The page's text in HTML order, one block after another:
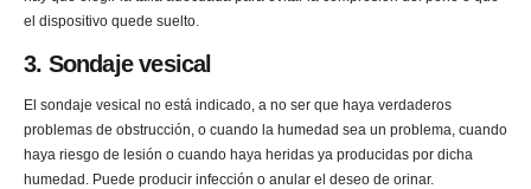
el dispositivo quede suelto.
3. Sondaje vesical
El sondaje vesical no está indicado, a no ser que haya verdaderos
problemas de obstrucción, o cuando la humedad sea un problema, cuando
haya riesgo de lesión o cuando haya heridas ya producidas por dicha
humedad. Puede producir infección o anular el deseo de orinar.